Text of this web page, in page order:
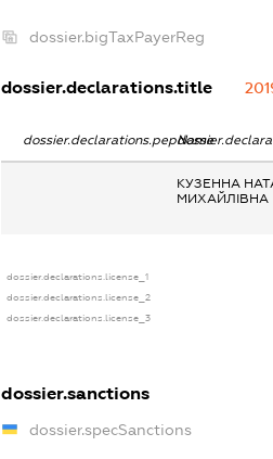
dossier.bigTaxPayerReg
dossier.declarations.title
dossier.declarations.pepName
КУЗЕННА
МИХАЙЛІВНА
dossier.declarations.license_1
dossier.declarations.license_2
dossier.declarations.license_3
dossier.sanctions
dossier.specSanctions